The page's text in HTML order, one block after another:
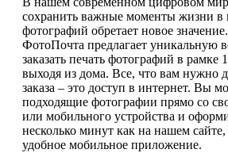
сохранить важные моменты жизни в
фотографий обретает новое
ФотоПочта предлагает уникальную
заказать печать фотографий в рамке
выходя из дома. Все, что вам нужно
заказа – это доступ в интернет. Вы
подходящие фотографии прямо со
или мобильного устройства и
несколько минут как на нашем сайте,
удобное мобильное приложение.